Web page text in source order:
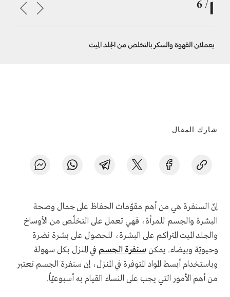
يعملان القهوة والسكر بالتخلص من الجلد الميت
شارك المقال
إنّ السنفرة هي من أهم مقوّمات الحفاظ على جمال وصحة
البشرة والجسم للمرأة، فهي تعمل على التخلّص من الأوساخ
والجلد الميت المتراكم على البشرة، للحصول على بشرة نضرة
وحيويّة وبيضاء. يمكنسنفرة الجسمفي المنزل بكل سهولة
وباستخدام أبسط المواد المتوفرة في المنزل، إن سنفرة الجسم تعتبر
من أهم الأمور التي يجب على النساء القيام به أسبوعيّاً.